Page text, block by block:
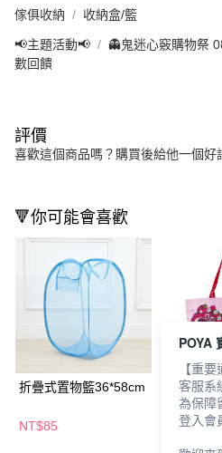
傢俱收納 收納盒/籃
📢主題活動📢 👻鬼迷心竅購物祭
數回饋
評價
喜歡這個商品嗎？購買後給他一個好
🔻你可能會喜歡
折疊式置物籃36*58cm
NT$85
袋-熊抱哥
NT$149
POYA
【重要
客服系
為保障
登入會